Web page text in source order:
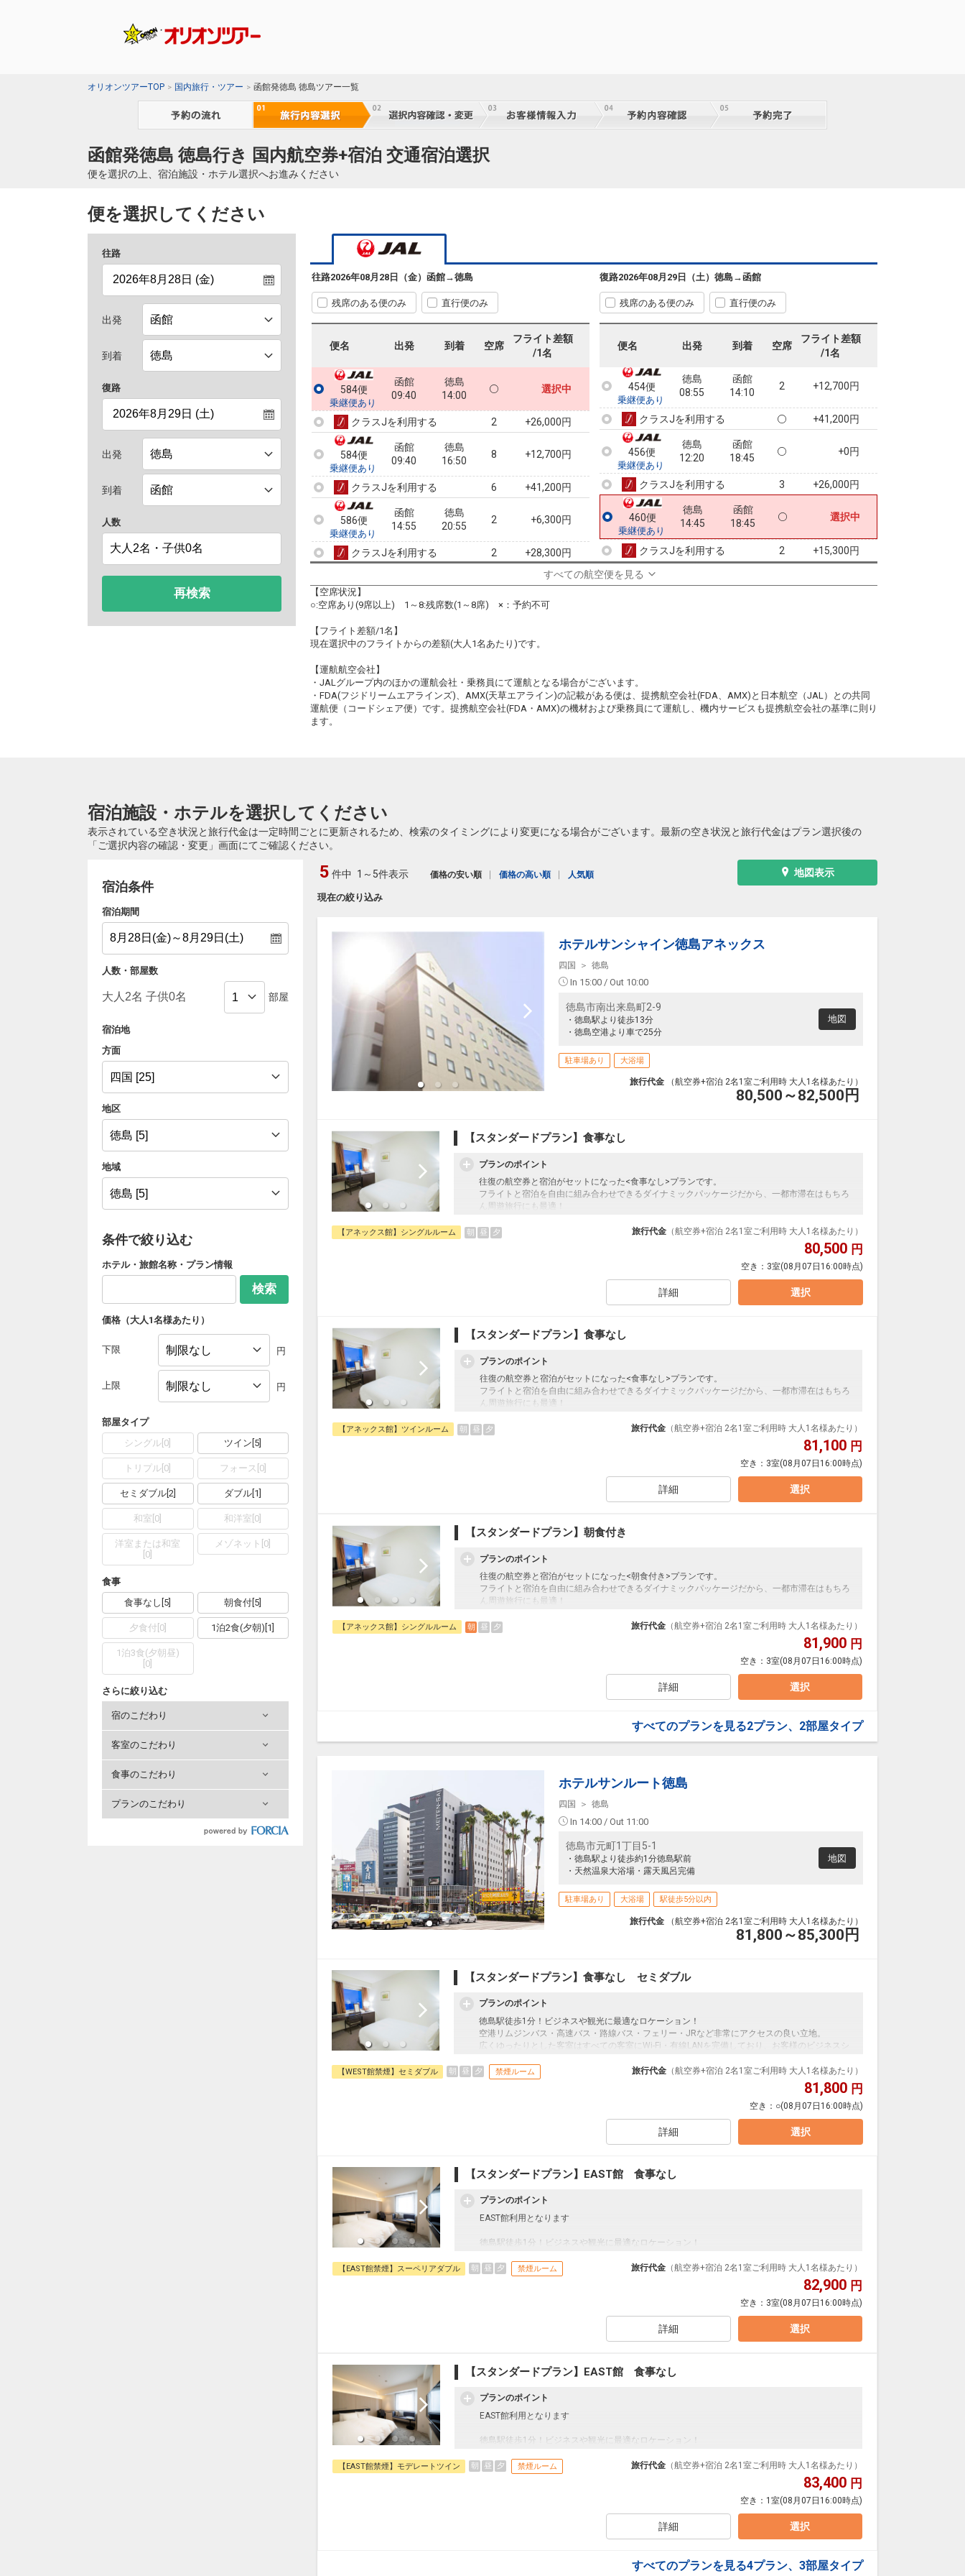
オリオンツアーTOP 国内旅行・ツアー 函館発徳島 徳島ツアー一覧
函館発徳島 徳島行き 国内航空券+宿泊 交通宿泊選択
便を選択の上、宿泊施設・ホテル選択へお進みください
便を選択してください
往路
出発
到着
復路
出発
到着
人数
再検索
往路2026年08月28日（金） 函館→徳島
残席のある便のみ 直行便のみ
便名 出発 到着 空席
フライト差額
/1名
584便
乗継便あり
函館
09:40
徳島
14:00
選択中
クラスJを利用する 2 +26,000円
584便
乗継便あり
函館
09:40
徳島
16:50
8 +12,700円
クラスJを利用する 6 +41,200円
586便
乗継便あり
函館
14:55
徳島
20:55
2 +6,300円
クラスJを利用する 2 +28,300円
586便
乗継便あり
7 +12,700円
復路2026年08月29日（土） 徳島 →函館
残席のある便のみ 直行便のみ
便名 出発 到着 空席
フライト差額
/1名
452便
徳島
07:05
函館
14:10
6 +19,200円
クラスJを利用する 4 +28,300円
454便
乗継便あり
徳島
08:55
函館
14:10
2 +12,700円
クラスJを利用する +41,200円
456便
乗継便あり
徳島
12:20
函館
18:45
+0円
クラスJを利用する 3 +26,000円
460便
乗継便あり
徳島
14:45
函館
18:45
選択中
クラスJを利用する 2 +15,300円
すべての航空便を見る
【空席状況】
○:空席あり(9席以上) 1～8:残席数(1～8席) ×：予約不可
【フライト差額/1名】
現在選択中のフライトからの差額(大人1名あたり)です。
【運航航空会社】
・JALグループ内のほかの運航会社・乗務員にて運航となる場合がございます。
・FDA(フジドリームエアラインズ)、AMX(天草エアライン)の記載がある便は、提携航空会社(FDA、AMX)と日本航空（JAL）との共同
運航便（コードシェア便）です。提携航空会社(FDA・AMX)の機材および乗務員にて運航し、機内サービスも提携航空会社の基準に則り
ます。
宿泊施設・ホテルを選択してください
表示されている空き状況と旅行代金は一定時間ごとに更新されるため、検索のタイミングにより変更になる場合がございます。最新の空き状況と旅行代金はプラン選択後の
「ご選択内容の確認・変更」画面にてご確認ください。
宿泊条件
宿泊期間
人数・部屋数
部屋
宿泊地
方面
地区
地域
条件で絞り込む
ホテル・旅館名称・プラン情報
検索
価格（大人1名様あたり）
下限 円
上限 円
部屋タイプ
シングル 0 ツイン 5
トリプル 0 フォース 0]
セミダブル[ 2] ダブル 1
和室 0 和洋室 0
洋室または和室
0
メゾネット 0
食事
食事なし 5 朝食付 5
夕食付 0] 1泊2食(夕朝) 1
1泊3食(夕朝昼)
0
さらに絞り込む
宿のこだわり
客室のこだわり
食事のこだわり
プランのこだわり
地図表示
現在の絞り込み
5 件中 1～5件表示 価格の安い順 価格の高い順 人気順
ホテルサンシャイン徳島アネックス
四国 徳島
In 15:00 / Out 10:00
徳島市南出来島町2-9
・徳島駅より徒歩13分
・徳島空港より車で25分
地図
駐車場あり 大浴場
旅行代金 （航空券+宿泊 2名1室ご利用時 大人1名様あたり）
80,500～82,500 円
【スタンダードプラン】食事なし
プランのポイント
往復の航空券と宿泊がセットになった<食事なし>プランです。
フライトと宿泊を自由に組み合わせできるダイナミックパッケージだから、一都市滞在はもちろ
ん周遊旅行にも最適！
フライトは、安心のJALまたは（JALグループ）確約！フライトマイル50％貯まります。
オプションでレンタカーや現地交通・体験プランなどの追加（同時予約）が可能なプランもござ
【アネックス館】シングルルーム 朝 昼 夕 旅行代金 （航空券+宿泊 2名1室ご利用時 大人1名様あたり）
80,500 円
空き： 3室(08月07日16:00時点)
詳細 選択
【スタンダードプラン】食事なし
プランのポイント
往復の航空券と宿泊がセットになった<食事なし>プランです。
フライトと宿泊を自由に組み合わせできるダイナミックパッケージだから、一都市滞在はもちろ
ん周遊旅行にも最適！
フライトは、安心のJALまたは（JALグループ）確約！フライトマイル50％貯まります。
オプションでレンタカーや現地交通・体験プランなどの追加（同時予約）が可能なプランもござ
【アネックス館】ツインルーム 朝 昼 夕 旅行代金 （航空券+宿泊 2名1室ご利用時 大人1名様あたり）
81,100 円
空き： 3室(08月07日16:00時点)
詳細 選択
【スタンダードプラン】朝食付き
プランのポイント
往復の航空券と宿泊がセットになった<朝食付き>プランです。
フライトと宿泊を自由に組み合わせできるダイナミックパッケージだから、一都市滞在はもちろ
ん周遊旅行にも最適！
フライトは、安心のJALまたは（JALグループ）確約！フライトマイル50％貯まります。
オプションでレンタカーや現地交通・体験プランなどの追加（同時予約）が可能なプランもござ
朝食はボリュームたっぷりの定食になります。
和食・洋食、気分に合わせてお好きな方をお選び下さい。
女性大浴場 本館「吉野川」
【アネックス館】シングルルーム 朝 昼 夕 旅行代金 （航空券+宿泊 2名1室ご利用時 大人1名様あたり）
81,900 円
空き： 3室(08月07日16:00時点)
詳細 選択
すべてのプランを見る2プラン、2部屋タイプ
ホテルサンルート徳島
四国 徳島
In 14:00 / Out 11:00
徳島市元町1丁目5-1
・徳島駅より徒歩約1分徳島駅前
・天然温泉大浴場・露天風呂完備
地図
駐車場あり 大浴場 駅徒歩5分以内
旅行代金 （航空券+宿泊 2名1室ご利用時 大人1名様あたり）
81,800～85,300 円
【スタンダードプラン】食事なし セミダブル
プランのポイント
徳島駅徒歩1分！ビジネスや観光に最適なロケーション！
空港リムジンバス・高速バス・路線バス・フェリー・JRなど非常にアクセスの良い立地。
広くゆったりとした客室はすべての客室にWi-Fi・有線LANを完備しており、お客様のビジネスシ
また、NETFLIXやYouTube対応のスマートテレビ、サータ社のマットレスなどリラックスいただけ
るアイテムを取り揃えております。
【WEST館禁煙】セミダブル 朝 昼 夕 禁煙ルーム 旅行代金 （航空券+宿泊 2名1室ご利用時 大人1名様あたり）
81,800 円
空き： ○(08月07日16:00時点)
詳細 選択
【スタンダードプラン】EAST館 食事なし
プランのポイント
EAST館利用となります
徳島駅徒歩1分！ビジネスや観光に最適なロケーション！
広くゆったりとした客室はすべての客室にWi-Fi・有線LANを完備しており、お客様のビジネスシ
ーンをサポートいたします。
また、NETFLIXやYouTube対応のスマートテレビ、サータ社のマットレスなどリラックスいただけ
源泉100％！地下から湧き出る天然の温泉をお楽しみいただけます。
【EAST館禁煙】スーペリアダブル 朝 昼 夕 禁煙ルーム 旅行代金 （航空券+宿泊 2名1室ご利用時 大人1名様あたり）
82,900 円
空き： 3室(08月07日16:00時点)
詳細 選択
【スタンダードプラン】EAST館 食事なし
プランのポイント
EAST館利用となります
徳島駅徒歩1分！ビジネスや観光に最適なロケーション！
広くゆったりとした客室はすべての客室にWi-Fi・有線LANを完備しており、お客様のビジネスシ
ーンをサポートいたします。
また、NETFLIXやYouTube対応のスマートテレビ、サータ社のマットレスなどリラックスいただけ
源泉100％！地下から湧き出る天然の温泉をお楽しみいただけます。
【EAST館禁煙】モデレートツイン 朝 昼 夕 禁煙ルーム 旅行代金 （航空券+宿泊 2名1室ご利用時 大人1名様あたり）
83,400 円
空き： 1室(08月07日16:00時点)
詳細 選択
すべてのプランを見る4プラン、3部屋タイプ